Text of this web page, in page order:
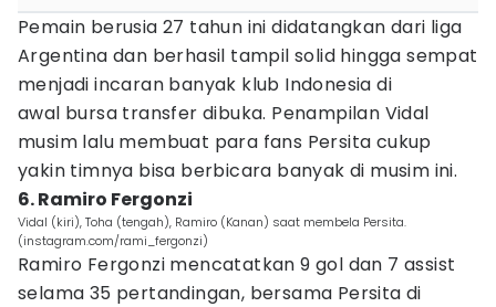
Pemain berusia 27 tahun ini didatangkan dari liga
Argentina dan berhasil tampil solid hingga sempat
menjadi incaran banyak klub Indonesia di
awal bursa transfer dibuka. Penampilan Vidal
musim lalu membuat para fans Persita cukup
yakin timnya bisa berbicara banyak di musim ini.
6. Ramiro Fergonzi
Vidal (kiri), Toha (tengah), Ramiro (Kanan) saat membela Persita.
(instagram.com/rami_fergonzi)
Ramiro Fergonzi mencatatkan 9 gol dan 7 assist
selama 35 pertandingan, bersama Persita di